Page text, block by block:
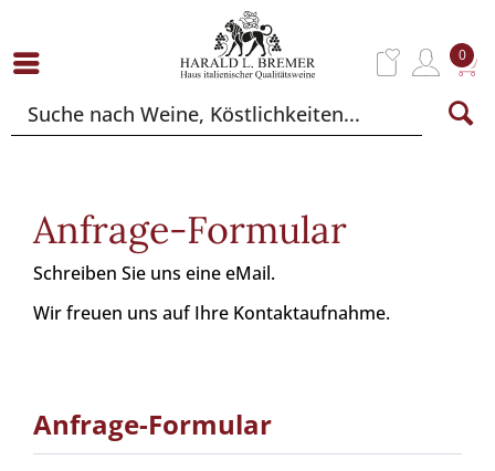
0
Anfrage-Formular
Schreiben Sie uns eine eMail.
Wir freuen uns auf Ihre Kontaktaufnahme.
Anfrage-Formular